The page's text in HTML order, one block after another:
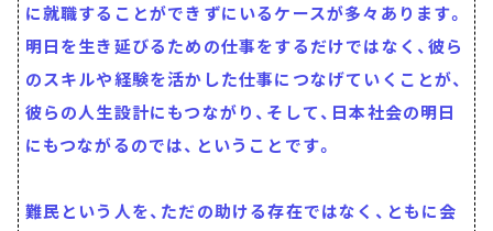
に就職することができずにいるケースが多々あります。
明日を生き延びるための仕事をするだけではなく、彼ら
のスキルや経験を活かした仕事につなげていくことが、
彼らの人生設計にもつながり、そして、日本社会の明日
にもつながるのでは、ということです。
難民という人を、ただの助ける存在ではなく、ともに会